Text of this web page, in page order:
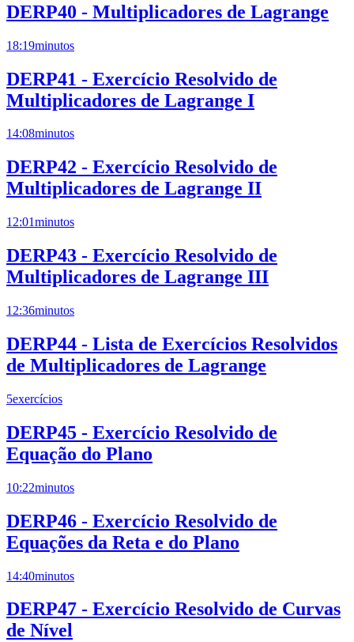
DERP40 - Multiplicadores de Lagrange
18:19minutos
DERP41 - Exercício Resolvido de
Multiplicadores de Lagrange I
14:08minutos
DERP42 - Exercício Resolvido de
Multiplicadores de Lagrange II
12:01minutos
DERP43 - Exercício Resolvido de
Multiplicadores de Lagrange III
12:36minutos
DERP44 - Lista de Exercícios Resolvidos
de Multiplicadores de Lagrange
5exercícios
DERP45 - Exercício Resolvido de
Equação do Plano
10:22minutos
DERP46 - Exercício Resolvido de
Equações da Reta e do Plano
14:40minutos
DERP47 - Exercício Resolvido de Curvas
de Nível